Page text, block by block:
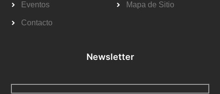
Eventos
Contacto
Mapa de Sitio
Newsletter